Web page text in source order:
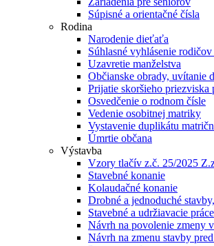
Súpisné a orientačné čísla
Rodina
Narodenie dieťaťa
Súhlasné vyhlásenie
Uzavretie manželstva
Občianske obrady, uvítanie
Prijatie skoršieho priezviska
Osvedčenie o rodnom čísle
Vedenie osobitnej matriky
Vystavenie duplikátu
Úmrtie občana
Výstavba
Vzory tlačív z.č. 25/2025
Stavebné konanie
Kolaudačné konanie
Drobné a jednoduché
Stavebné a udržiavacie práce
Návrh na povolenie zmeny
Návrh na zmenu stavby